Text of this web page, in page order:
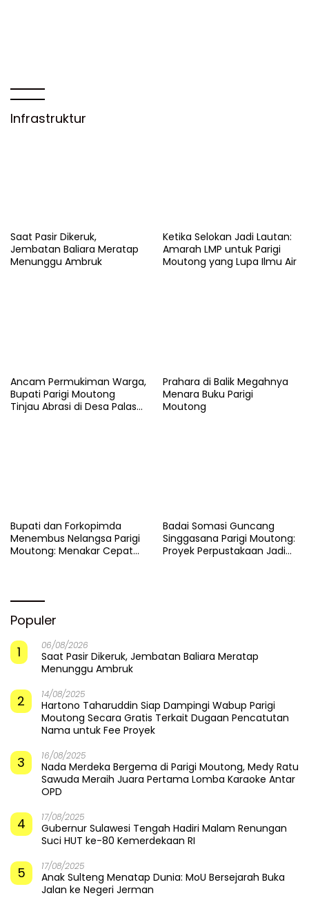
Infrastruktur
Saat Pasir Dikeruk,
Jembatan Baliara Meratap
Menunggu Ambruk
Ketika Selokan Jadi Lautan:
Amarah LMP untuk Parigi
Moutong yang Lupa Ilmu Air
Ancam Permukiman Warga,
Bupati Parigi Moutong
Tinjau Abrasi di Desa Palasa
Prahara di Balik Megahnya
Menara Buku Parigi
Moutong
​Bupati dan Forkopimda
Menembus Nelangsa Parigi
Moutong: Menakar Cepat
Badai Somasi Guncang
Singgasana Parigi Moutong:
Proyek Perpustakaan Jadi
Populer
1
06/08/2026
Saat Pasir Dikeruk, Jembatan Baliara Meratap
Menunggu Ambruk
2 14/08/2025
Hartono Taharuddin Siap Dampingi Wabup Parigi
Moutong Secara Gratis Terkait Dugaan Pencatutan
Nama untuk Fee Proyek
3 16/08/2025
Nada Merdeka Bergema di Parigi Moutong, Medy Ratu
Sawuda Meraih Juara Pertama Lomba Karaoke Antar
OPD
4 17/08/2025
Gubernur Sulawesi Tengah Hadiri Malam Renungan
Suci HUT ke-80 Kemerdekaan RI
5 17/08/2025
Anak Sulteng Menatap Dunia: MoU Bersejarah Buka
Jalan ke Negeri Jerman